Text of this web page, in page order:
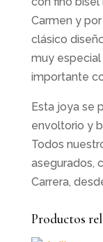
Carmen y
clásico
muy especial
importante
Esta joya se
envoltorio y
Todos
asegurados,
Carrera,
Productos